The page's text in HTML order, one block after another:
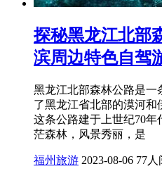
探秘黑龙江北部
滨周边特色自驾
黑龙江北部森林公路是一
了黑龙江省北部的漠河和
这条公路建于上世纪70
茫森林，风景秀丽，是
福州旅游 2023-08-06 77人